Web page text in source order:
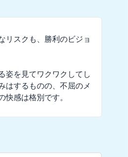
リスクも、勝利のビジョ
姿を見てワクワクしてし
はするものの、不屈のメ
感は格別です。